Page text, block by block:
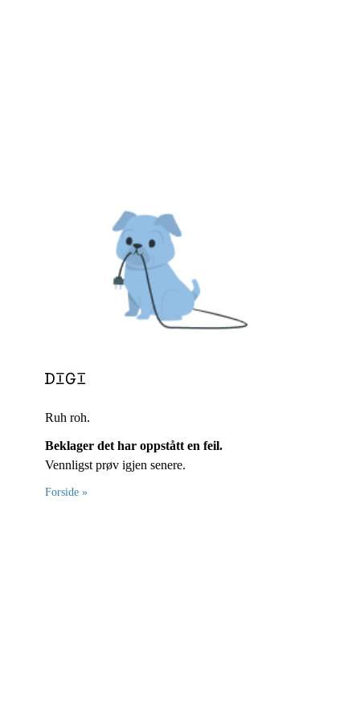
Ruh roh.
Beklager det har oppstått en feil.
Vennligst prøv igjen senere.
Forside »